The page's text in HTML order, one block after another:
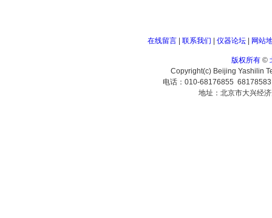
在线留言| 联系我们 仪器论坛| 网站
版权所有©
Copyright(c) Beijing Yashilin
电话：010-68176855
地址：北京市大兴经